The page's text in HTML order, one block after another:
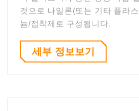
것으로 나일론(또는 기타 플라
늄/접착제로 구성됩니다.
세부 정보보기